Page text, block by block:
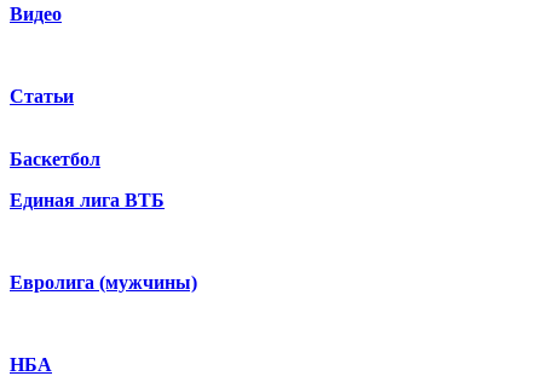
Видео
Статьи
Баскетбол
Единая лига ВТБ
Евролига (мужчины)
НБА